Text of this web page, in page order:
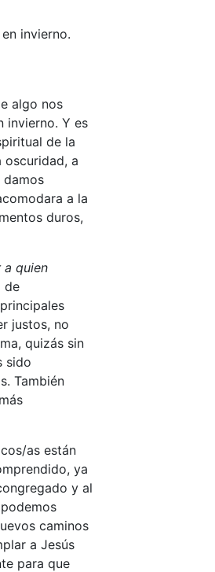
invierno.
algo nos
invierno. Y es
de la
oscuridad, a
damos
a la
duros,
a quien
de
justos, no
quizás sin
sido
También
as están
ya
y al
caminos
a Jesús
para que